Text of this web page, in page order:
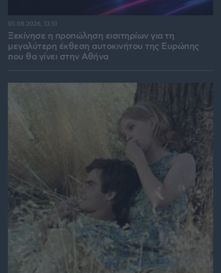
Ξεκίνησε η προπώληση εισιτηρίων για τη
μεγαλύτερη έκθεση αυτοκινήτου της Ευρώπης
που θα γίνει στην Αθήνα
05.08.2026, 13:51